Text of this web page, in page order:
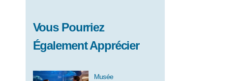
Vous Pourriez
Également Apprécier
Musée